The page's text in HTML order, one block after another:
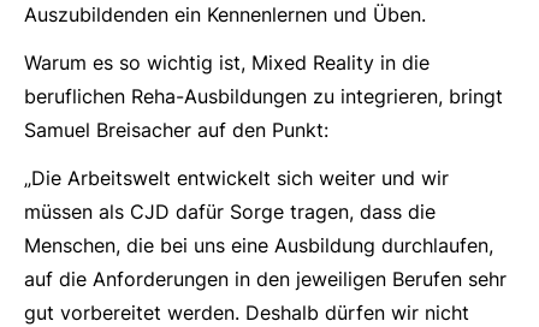
Auszubildenden ein Kennenlernen und Üben.
Warum es so wichtig ist, Mixed Reality in die
beruflichen Reha-Ausbildungen zu integrieren, bringt
Samuel Breisacher auf den Punkt:
„Die Arbeitswelt entwickelt sich weiter und wir
müssen als CJD dafür Sorge tragen, dass die
Menschen, die bei uns eine Ausbildung durchlaufen,
auf die Anforderungen in den jeweiligen Berufen sehr
gut vorbereitet werden. Deshalb dürfen wir nicht